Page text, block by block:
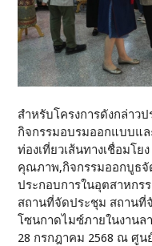
สำหรับโครงการดังกล่าว
กิจกรรมอบรมออกแบบแล
ท่องเที่ยวเส้นทางเชื่อมโย
คุณภาพ,กิจกรรมออกบูธจั
ประกอบการในอุตสาหกร
สถานที่จัดประชุม สถานที่
โซนกาดไมซ์ภายในงานล
28 กรกฎาคม 2568 ณ ศู